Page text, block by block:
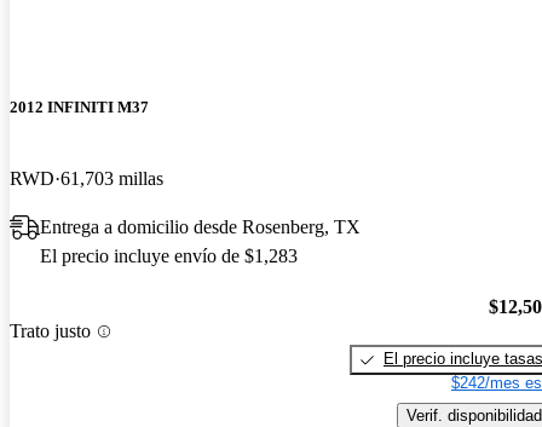
2012 INFINITI M37
RWD 61,703 millas
Entrega a domicilio desde Rosenberg, TX
El precio incluye envío de $1,283
Trato justo
El precio incluye tasas
$242/mes
Verif. disponibilidad